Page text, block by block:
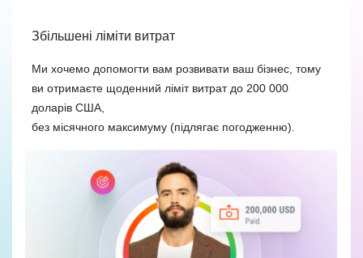
Збільшені ліміти витрат
Ми хочемо допомогти вам розвивати ваш бізнес, тому
ви отримаєте щоденний ліміт витрат до 200 000
доларів США,
без місячного максимуму (підлягає погодженню).